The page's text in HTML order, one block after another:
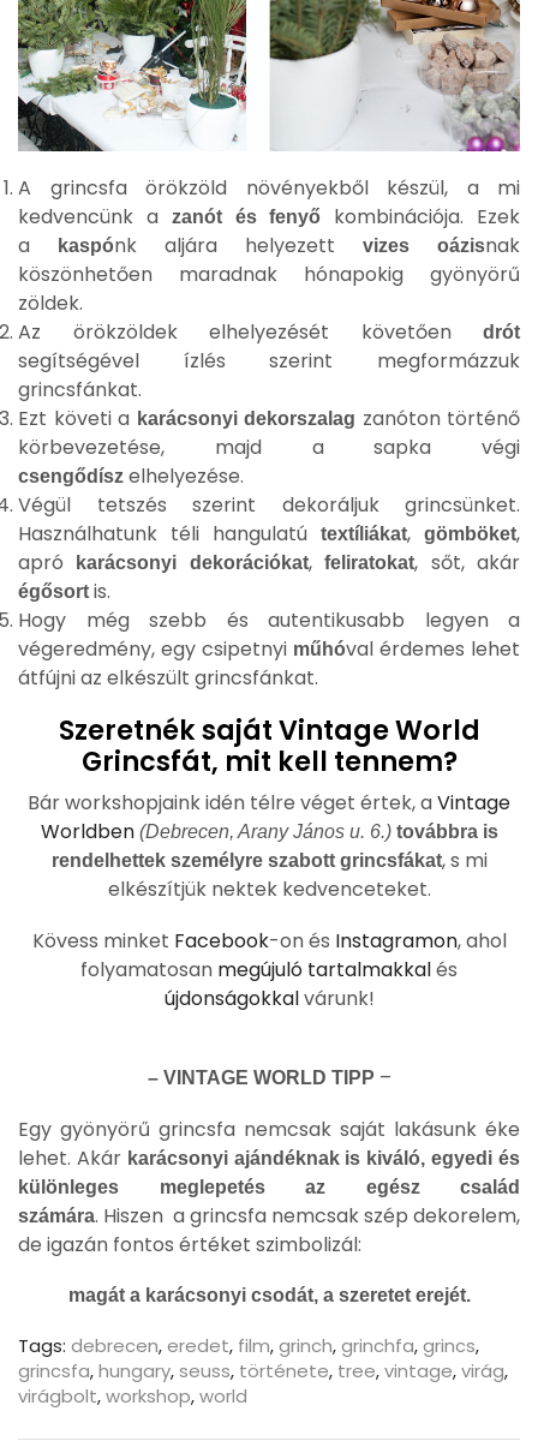
A grincsfa örökzöld növényekből készül, a mi
kedvencünk a
zanót és fenyő
kombinációja. Ezek
a
kaspónk aljára helyezett vizes oázisnak
köszönhetően maradnak hónapokig gyönyörű
zöldek.
Az örökzöldek elhelyezését követően
drót
segítségével ízlés szerint megformázzuk
grincsfánkat.
Ezt követi a karácsonyi dekorszalag zanóton történő
körbevezetése, majd a sapka végi
csengődísz elhelyezése.
Végül tetszés szerint dekoráljuk grincsünket.
Használhatunk téli hangulatú
textíliákat, gömböket,
apró
karácsonyi dekorációkat,feliratokat, sőt, akár
égősort is.
Hogy még szebb és autentikusabb legyen a
végeredmény, egy csipetnyi műhóval érdemes lehet
átfújni az elkészült grincsfánkat.
Szeretnék saját Vintage World
Grincsfát, mit kell tennem?
Bár workshopjaink idén télre véget értek, aVintage
Worldben (Debrecen, Arany János u. 6.) továbbra is
rendelhettek személyre szabott grincsfákat, s mi
elkészítjük nektek kedvenceteket.
Kövess minket Facebook-on és Instagramon, ahol
folyamatosan megújuló tartalmakkalés
újdonságokkalvárunk!
– VINTAGE WORLD TIPP –
Egy gyönyörű grincsfa nemcsak saját lakásunk éke
lehet. Akár karácsonyi ajándéknak is kiváló, egyedi és
különleges meglepetés az egész család
számára. Hiszen a grincsfa nemcsak szép dekorelem,
de igazán fontos értéket szimbolizál:
magát a karácsonyi csodát, a szeretet erejét.
Tags: debrecen,eredet, film,grinch,grinchfa,grincs,
grincsfa,hungary,seuss, története, tree,vintage,virág,
virágbolt,workshop,world